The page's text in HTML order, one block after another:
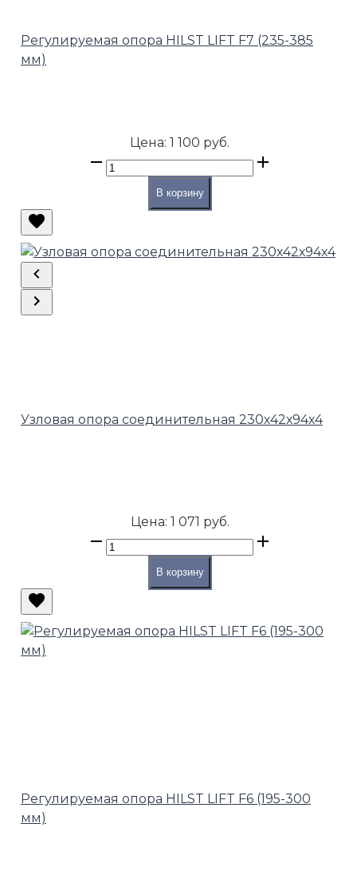
Регулируемая опора HILST LIFT F7 (235-385
мм)
Цена: 1 100 руб.
В корзину
Узловая опора соединительная 230х42х94х4
Цена: 1 071 руб.
В корзину
Регулируемая опора HILST LIFT F6 (195-300
мм)